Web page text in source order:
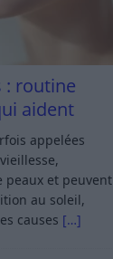
: routine
aident
appelées
peaux et peuvent
au soleil,
causes […]